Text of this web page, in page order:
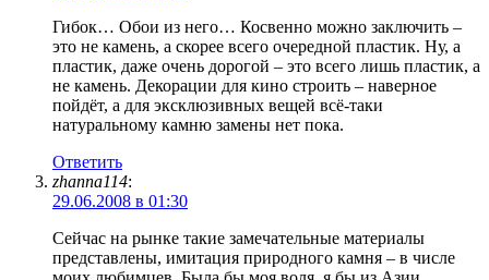
Гибок… Обои из него… Косвенно можно заключить –
это не камень, а скорее всего очередной пластик. Ну, а
пластик, даже очень дорогой – это всего лишь пластик, а
не камень. Декорации для кино строить – наверное
пойдёт, а для эксклюзивных вещей всё-таки
натуральному камню замены нет пока.
Ответить
zhanna114:
29.06.2008 в 01:30
Сейчас на рынке такие замечательные материалы
представлены, имитация природного камня – в числе